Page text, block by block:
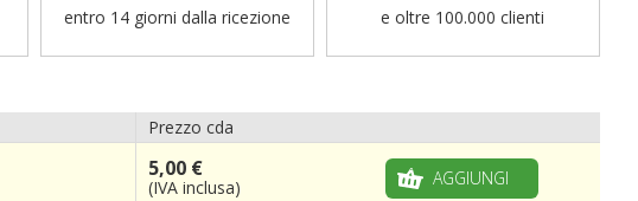
entro 14 giorni dalla ricezione e oltre 100.000 clienti
Prezzo cda
5,00 €
(IVA inclusa) AGGIUNGI